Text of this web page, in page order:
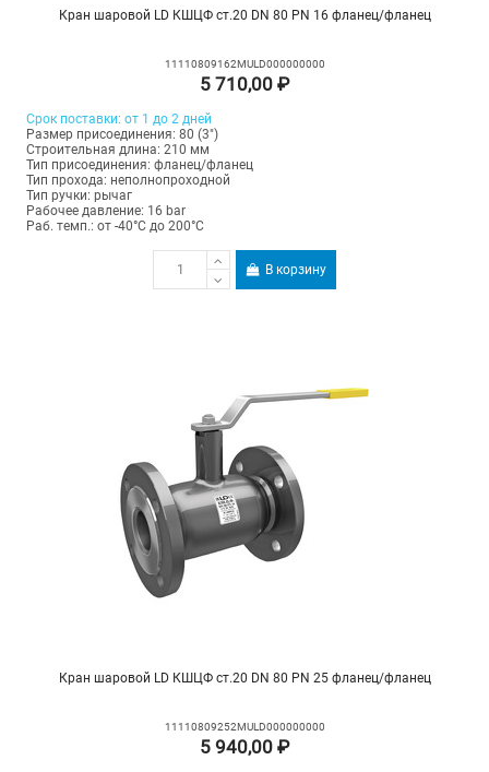
Кран шаровой LD КШЦФ ст.20 DN 80 PN 16 фланец/фланец
11110809162MULD000000000
5 710,00 ₽
Срок поставки: от 1 до 2 дней
Размер присоединения: 80 (3")
Строительная длина: 210 мм
Тип присоединения: фланец/фланец
Тип прохода: неполнопроходной
Тип ручки: рычаг
Рабочее давление: 16 bar
Раб. темп.: от -40°C до 200°C
В корзину
Кран шаровой LD КШЦФ ст.20 DN 80 PN 25 фланец/фланец
11110809252MULD000000000
5 940,00 ₽